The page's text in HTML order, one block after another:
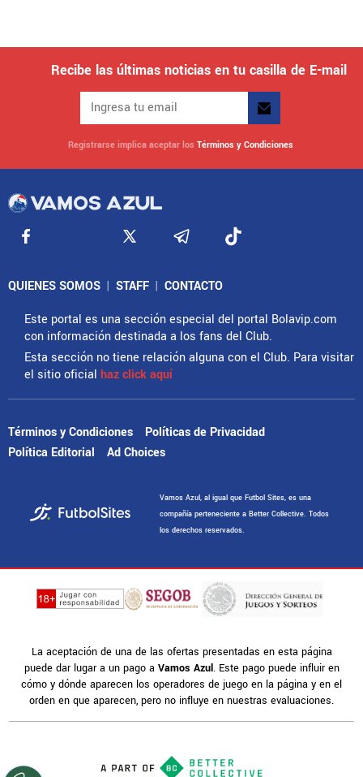
Recibe las últimas noticias en tu casilla de E-mail
Registrarse implica aceptar los Términos y Condiciones
QUIENES SOMOS | STAFF | CONTACTO
Este portal es una sección especial del portal Bolavip.com
con información destinada a los fans del Club.
Esta sección no tiene relación alguna con el Club. Para visitar
el sitio oficial haz click aquí
Términos y Condiciones
Políticas de Privacidad
Política Editorial
Ad Choices
Vamos Azul, al igual que Futbol Sites, es una
compañía perteneciente a Better Collective. Todos
los derechos reservados.
La aceptación de una de las ofertas presentadas en esta página
puede dar lugar a un pago a Vamos Azul. Este pago puede influir en
cómo y dónde aparecen los operadores de juego en la página y en el
orden en que aparecen, pero no influye en nuestras evaluaciones.